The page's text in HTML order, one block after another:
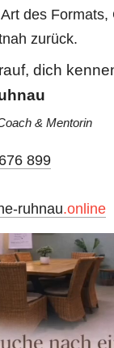
des
zurück.
dich
& Mentorin
899
ruhnau.online